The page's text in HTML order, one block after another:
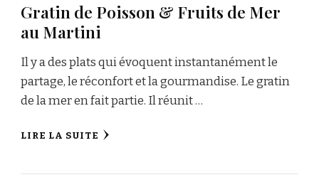
Gratin de Poisson & Fruits de Mer
au Martini
Il y a des plats qui évoquent instantanément le
partage, le réconfort et la gourmandise. Le gratin
de la mer en fait partie. Il réunit …
LIRE LA SUITE